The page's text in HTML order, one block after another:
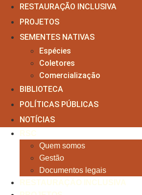
RESTAURAÇÃO INCLUSIVA
PROJETOS
SEMENTES NATIVAS
Espécies
Coletores
Comercialização
BIBLIOTECA
POLÍTICAS PÚBLICAS
NOTÍCIAS
Quem somos
Gestão
Documentos legais